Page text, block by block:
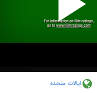
ایالات متحده